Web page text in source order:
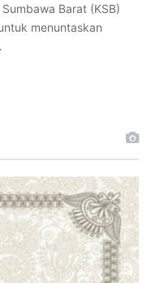
Barat (KSB)
menuntaskan